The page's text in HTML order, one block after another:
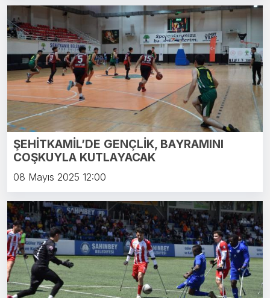
ŞEHİTKAMİL’DE GENÇLİK, BAYRAMINI
COŞKUYLA KUTLAYACAK
08 Mayıs 2025 12:00